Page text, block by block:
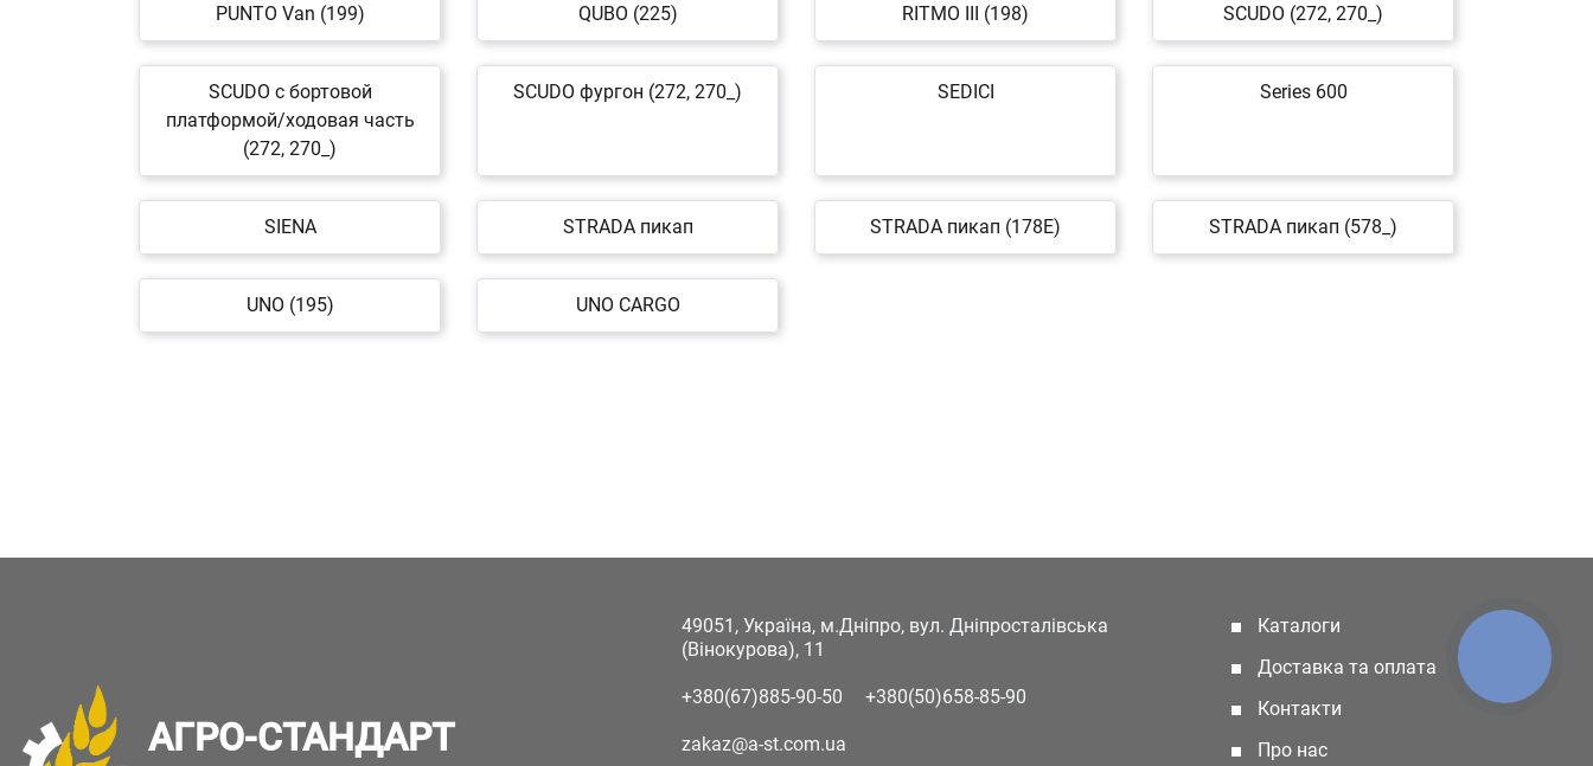
PUNTO Van (199) QUBO (225) RITMO III (198) SCUDO (272, 270_)
SCUDO c бортовой
платформой/ходовая часть
(272, 270_)
SCUDO фургон (272, 270_) SEDICI Series 600
SIENA STRADA пикап STRADA пикап (178E) STRADA пикап (578_)
UNO (195) UNO CARGO
АГРО-СТАНДАРТ
49051, Україна, м.Дніпро, вул. Дніпросталівська
(Вінокурова), 11
+380(67)885-90-50 +380(50)658-85-90
zakaz@a-st.com.ua
Каталоги
Доставка та оплата
Контакти
Про нас